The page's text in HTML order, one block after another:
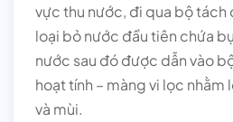
vực thu nước, đi qua bộ tách
loại bỏ nước đầu tiên chứa
nước sau đó được dẫn vào
hoạt tính – màng vi lọc nhằm
và mùi.